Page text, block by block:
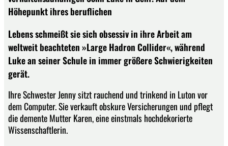
Höhepunkt ihres beruflichen
Lebens schmeißt sie sich obsessiv in ihre Arbeit am
weltweit beachteten »Large Hadron Collider«, während
Luke an seiner Schule in immer größere Schwierigkeiten
gerät.
Ihre Schwester Jenny sitzt rauchend und trinkend in Luton vor
dem Computer. Sie verkauft obskure Versicherungen und pflegt
die demente Mutter Karen, eine einstmals hochdekorierte
Wissenschaftlerin.